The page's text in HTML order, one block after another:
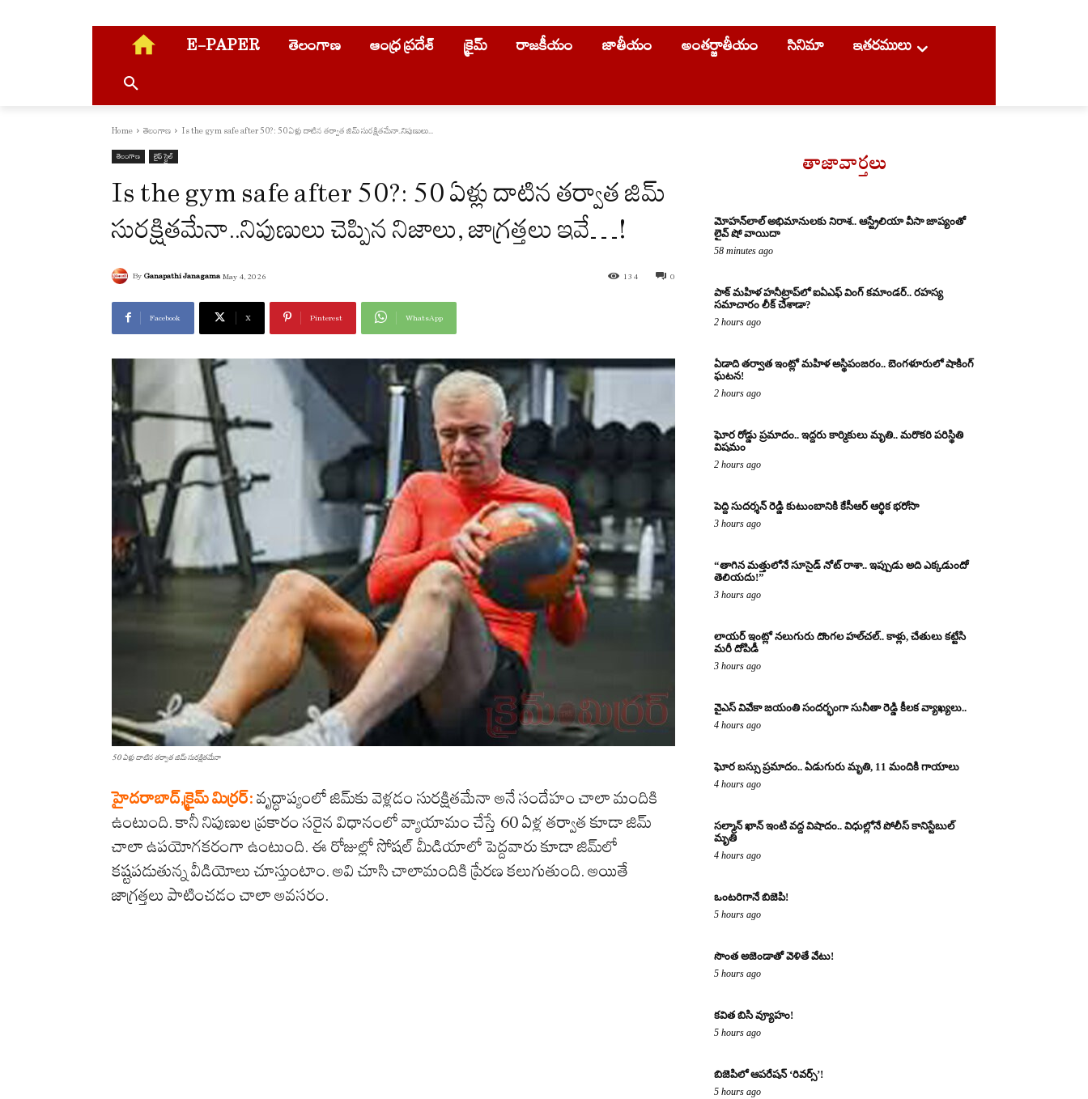
E-PAPER తెలంగాణ ఆంధ్ర ప్రదేశ్ క్రైమ్ రాజకీయం జాతీయం అంతర్జాతీయం సినిమా ఇతరములు
Home తెలంగాణ Is the gym safe after 50?: 50 ఏళ్లు దాటిన తర్వాత జిమ్ సురక్షితమేనా..నిపుణులు...
తెలంగాణ లైఫ్ స్టైల్
Is the gym safe after 50?: 50 ఏళ్లు దాటిన తర్వాత జిమ్
సురక్షితమేనా..నిపుణులు చెప్పిన నిజాలు, జాగ్రత్తలు ఇవే…!
By Ganapathi Janagama May 4, 2026 0
134
Facebook X Pinterest WhatsApp
50 ఏళ్లు దాటిన తర్వాత జిమ్ సురక్షితమేనా
హైద‌రాబాద్‌,క్రైమ్ మిర్ర‌ర్‌: వృద్ధాప్యంలో జిమ్‌కు వెళ్లడం సురక్షితమేనా అనే సందేహం చాలా మందికి
ఉంటుంది. కానీ నిపుణుల ప్రకారం సరైన విధానంలో వ్యాయామం చేస్తే 60 ఏళ్ల తర్వాత కూడా జిమ్
చాలా ఉపయోగకరంగా ఉంటుంది. ఈ రోజుల్లో సోషల్ మీడియాలో పెద్దవారు కూడా జిమ్‌లో
కష్టపడుతున్న వీడియోలు చూస్తుంటాం. అవి చూసి చాలామందికి ప్రేరణ కలుగుతుంది. అయితే
జాగ్రత్తలు పాటించడం చాలా అవసరం.
తాజావార్తలు
మోహన్‌లాల్ అభిమానులకు నిరాశ.. ఆస్ట్రేలియా వీసా జాప్యంతో
లైవ్ షో వాయిదా
58 minutes ago
పాక్ మహిళ హనీట్రాప్‌లో ఐఏఎఫ్ వింగ్ కమాండర్.. రహస్య
సమాచారం లీక్ చేశాడా?
2 hours ago
ఏడాది తర్వాత ఇంట్లో మహిళ అస్థిపంజరం.. బెంగళూరులో షాకింగ్
ఘటన!
2 hours ago
ఘోర రోడ్డు ప్రమాదం.. ఇద్దరు కార్మికులు మృతి.. మరొకరి పరిస్థితి
విషమం
2 hours ago
పెద్ది సుదర్శన్ రెడ్డి కుటుంబానికి కేసీఆర్ ఆర్థిక భరోసా
3 hours ago
“తాగిన మత్తులోనే సూసైడ్ నోట్ రాశా.. ఇప్పుడు అది ఎక్కడుందో
తెలియదు!”
3 hours ago
లాయర్ ఇంట్లో నలుగురు దొంగల హల్‌చల్.. కాళ్లు, చేతులు కట్టేసి
మరీ దోపిడీ
3 hours ago
వైఎస్ వివేకా జయంతి సందర్భంగా సునీతా రెడ్డి కీలక వ్యాఖ్యలు..
4 hours ago
ఘోర బస్సు ప్రమాదం.. ఏడుగురు మృతి, 11 మందికి గాయాలు
4 hours ago
సల్మాన్ ఖాన్ ఇంటి వద్ద విషాదం.. విధుల్లోనే పోలీస్ కానిస్టేబుల్
మృతి
4 hours ago
ఒంటరిగానే బిజెపి!
5 hours ago
సొంత అజెండాతో వెళితే వేటు!
5 hours ago
కవిత బిసి వ్యూహం!
5 hours ago
బిజెపిలో ఆపరేషన్ ‘రివర్స్’!
5 hours ago